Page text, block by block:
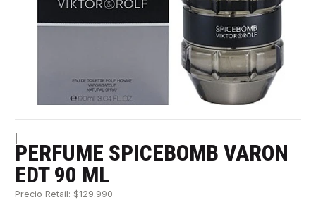
PERFUME SPICEBOMB VARON
EDT 90 ML
Precio Retail: $129.990